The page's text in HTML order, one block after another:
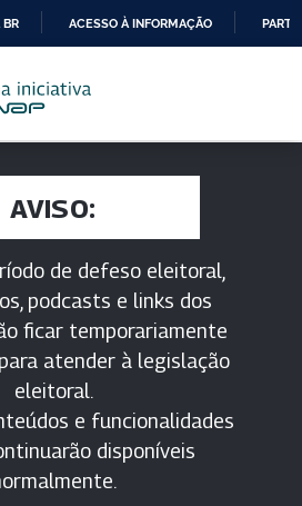
PARA
CONTEÚDO
ACESSO À INFORMAÇÃO
AVISO:
de defeso eleitoral,
podcasts e links dos
ficar temporariamente
atender à legislação
eleitoral.
e funcionalidades
disponíveis